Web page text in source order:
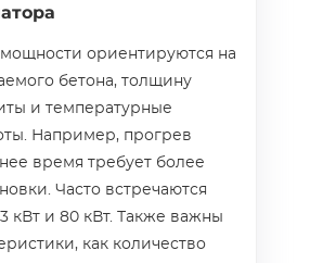
ориентируются на
бетона, толщину
и температурные
Например, прогрев
время требует более
Часто встречаются
кВт и 80 кВт. Также важны
как количество